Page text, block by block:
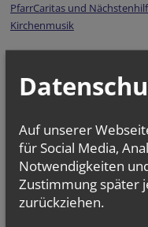
PfarrCaritas und
Kirchenmusik
Auf unserer
für Social Media,
Notwendigkeiten
Zustimmung später
zurückziehen.